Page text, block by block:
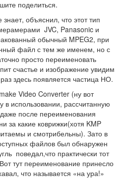
поделиться.
знает, объяснил, что этот тип
JVC, Panasonic и
обычный MPEG2, при
файл с тем же именем, но с
просто переименовать
счастье и изображение увидим
здесь появляется частица НО.
Video Converter (ну вот
в использовании, рассчитанную
после переименования
за какие коврижки(хотя KMP
и смотрибельны). Зато в
файлов был обнаружен
поведал,что практически тот
тут переименование принесло
что называется «на ура!»